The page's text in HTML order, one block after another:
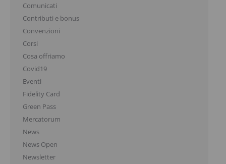
Comunicati
Contributi e bonus
Convenzioni
Corsi
Cosa offriamo
Covid19
Eventi
Fidelity Card
Green Pass
Mercatorum
News
News Open
Newsletter